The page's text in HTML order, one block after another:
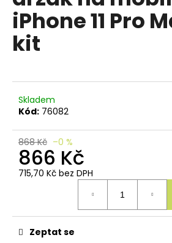
0,0
5
hvězdiček.
iPhone 11 Pro
kit
Skladem
Kód: 76082
868 Kč –0 %
866 Kč
715,70 Kč bez DPH
Zeptat se
n
a
j
t
?
D
o